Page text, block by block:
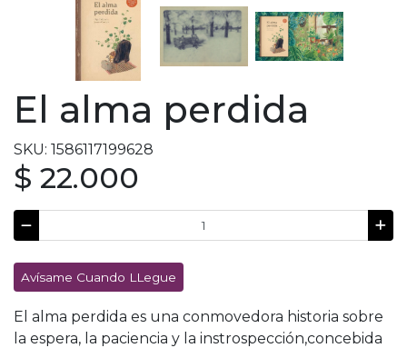
El alma perdida
SKU: 1586117199628
$ 22.000
Avísame Cuando LLegue
El alma perdida es una conmovedora historia sobre
la espera, la paciencia y la instrospección,concebida